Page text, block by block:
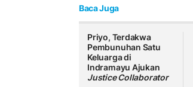
Baca Juga
Priyo, Terdakwa
Pembunuhan Satu
Keluarga di
Indramayu Ajukan
Justice Collaborator